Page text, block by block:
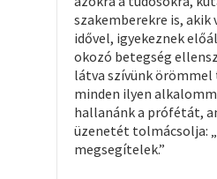
szakemberekre is, akik
idővel, igyekeznek
okozó betegség
látva szívünk örömmel
minden ilyen
hallanánk a prófétát,
üzenetét tolmácsolja:
megsegítelek.”